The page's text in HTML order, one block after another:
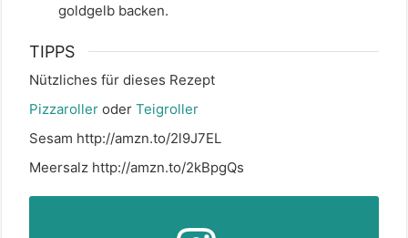
goldgelb backen.
TIPPS
Nützliches für dieses Rezept
Pizzaroller oderTeigroller
Sesam http://amzn.to/2l9J7EL
Meersalz http://amzn.to/2kBpgQs